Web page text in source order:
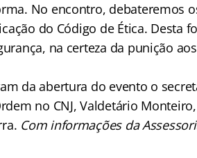
No encontro, debateremos
do Código de Ética. Desta
na certeza da punição
da abertura do evento o
no CNJ, Valdetário
Com informações da